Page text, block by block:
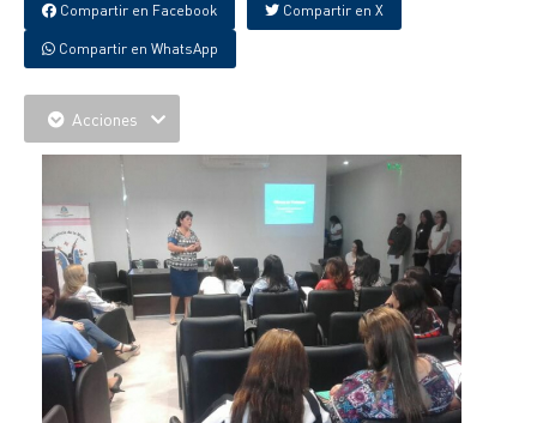
Compartir en Facebook Compartir en X
Compartir en WhatsApp
Acciones